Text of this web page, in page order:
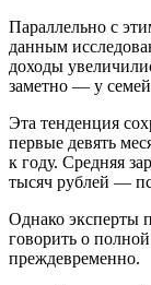
Параллельно с
данным
доходы
заметно — у
Эта тенденция
первые девять
к году. Средняя
тысяч рублей —
Однако эксперты
говорить о
преждевременно.